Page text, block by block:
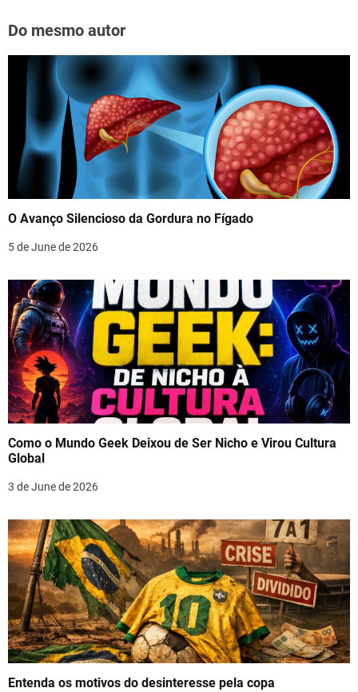
Do mesmo autor
O Avanço Silencioso da Gordura no Fígado
5 de June de 2026
Como o Mundo Geek Deixou de Ser Nicho e Virou Cultura
Global
3 de June de 2026
Entenda os motivos do desinteresse pela copa